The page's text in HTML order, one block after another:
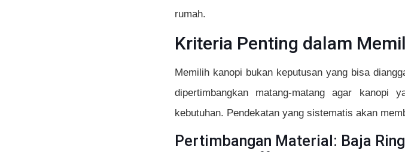
rumah.
Kriteria Penting dalam
Memilih kanopi bukan keputusan yang bisa
dipertimbangkan matang-matang agar kanopi
kebutuhan. Pendekatan yang sistematis akan
Pertimbangan Material: Baja